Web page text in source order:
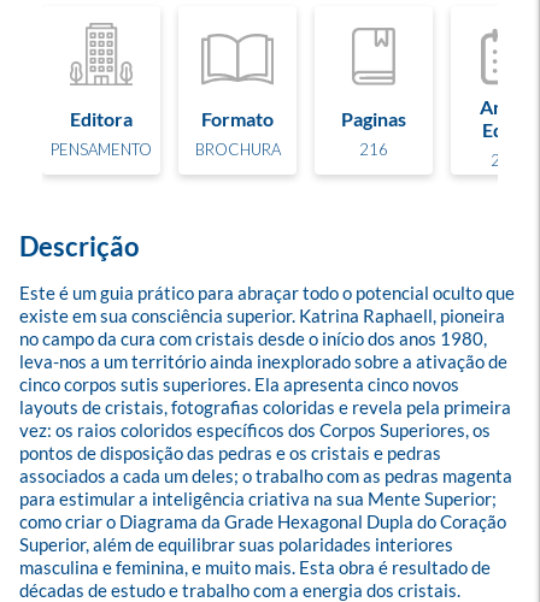
Editora
PENSAMENTO
Formato
BROCHURA
Paginas
216
Ano de
Edição
2023
Descrição
Este é um guia prático para abraçar todo o potencial oculto que
existe em sua consciência superior. Katrina Raphaell, pioneira
no campo da cura com cristais desde o início dos anos 1980,
leva-nos a um território ainda inexplorado sobre a ativação de
cinco corpos sutis superiores. Ela apresenta cinco novos
layouts de cristais, fotografias coloridas e revela pela primeira
vez: os raios coloridos específicos dos Corpos Superiores, os
pontos de disposição das pedras e os cristais e pedras
associados a cada um deles; o trabalho com as pedras magenta
para estimular a inteligência criativa na sua Mente Superior;
como criar o Diagrama da Grade Hexagonal Dupla do Coração
Superior, além de equilibrar suas polaridades interiores
masculina e feminina, e muito mais. Esta obra é resultado de
décadas de estudo e trabalho com a energia dos cristais.